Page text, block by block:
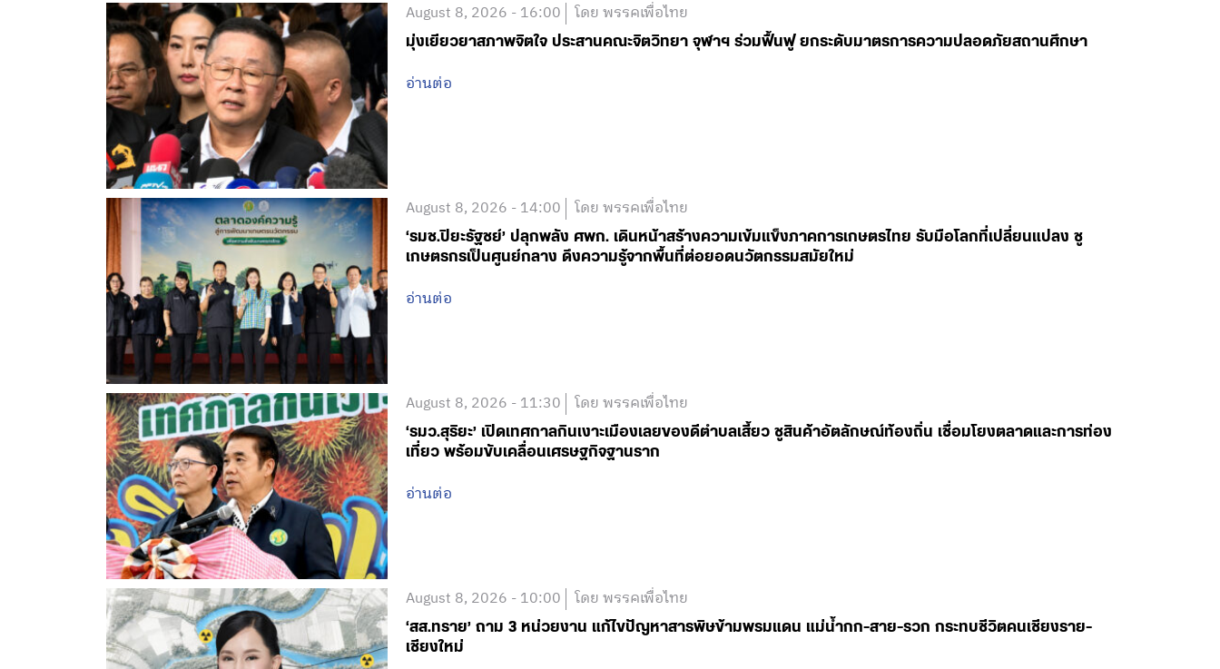
August 8, 2026 - 16:00 โดย พรรคเพื่อไทย
มุ่งเยียวยาสภาพจิตใจ ประสานคณะจิตวิทยา จุฬาฯ ร่วมฟื้นฟู ยกระดับมาตรการความปลอดภัยสถานศึกษา
อ่านต่อ
August 8, 2026 - 14:00 โดย พรรคเพื่อไทย
‘รมช.ปิยะรัฐชย์’ ปลุกพลัง ศพก. เดินหน้าสร้างความเข้มแข็งภาคการเกษตรไทย รับมือโลกที่เปลี่ยนแปลง ชู
เกษตรกรเป็นศูนย์กลาง ดึงความรู้จากพื้นที่ต่อยอดนวัตกรรมสมัยใหม่
อ่านต่อ
August 8, 2026 - 11:30 โดย พรรคเพื่อไทย
‘รมว.สุริยะ’ เปิดเทศกาลกินเงาะเมืองเลยของดีตำบลเสี้ยว ชูสินค้าอัตลักษณ์ท้องถิ่น เชื่อมโยงตลาดและการท่อง
เที่ยว พร้อมขับเคลื่อนเศรษฐกิจฐานราก
อ่านต่อ
August 8, 2026 - 10:00 โดย พรรคเพื่อไทย
‘สส.ทราย’ ถาม 3 หน่วยงาน แก้ไขปัญหาสารพิษข้ามพรมแดน แม่น้ำกก-สาย-รวก กระทบชีวิตคนเชียงราย-
เชียงใหม่